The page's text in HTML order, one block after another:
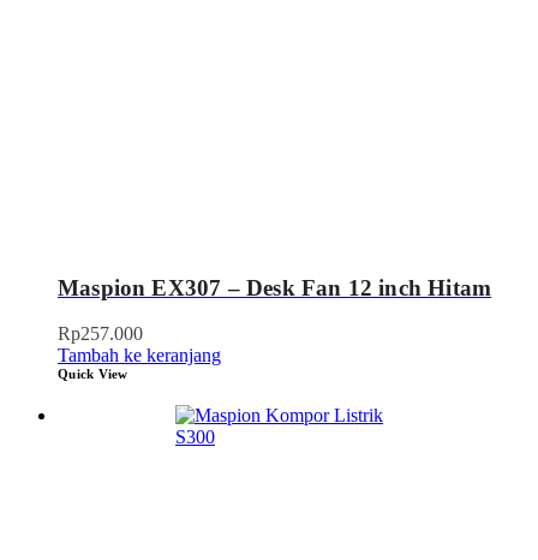
Maspion EX307 – Desk Fan 12 inch Hitam
Rp257.000
Tambah ke keranjang
Quick View